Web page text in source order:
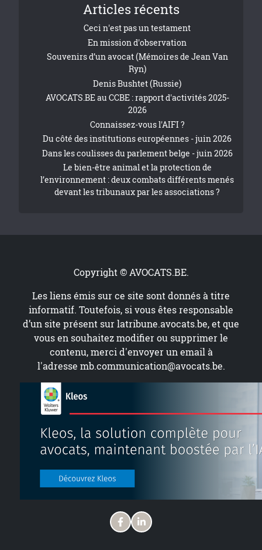
Articles récents
Ceci n'est pas un testament
En mission d'observation
Souvenirs d’un avocat (Mémoires de Jean Van
Ryn)
Denis Bushtet (Russie)
AVOCATS.BE au CCBE : rapport d'activités 2025-
2026
Connaissez-vous l'AIFI ?
Du côté des institutions européennes - juin 2026
Dans les coulisses du parlement belge - juin 2026
Le bien-être animal et la protection de
l’environnement : deux combats différents menés
devant les tribunaux par les associations ?
Copyright © AVOCATS.BE.
Les liens émis sur ce site sont donnés à titre
informatif. Toutefois, si vous êtes responsable
d’un site présent surlatribune.avocats.be, et que
vous en souhaitez modifier ou supprimer le
contenu, merci d'envoyer un email à
l'adresse mb.communication@avocats.be.